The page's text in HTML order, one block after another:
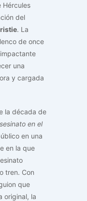
Hércules
del
. La
de once
una
y cargada
la década de
en el
en una
en la que
tren. Con
que
original, la